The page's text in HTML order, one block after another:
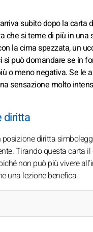
subito dopo la carta
che si teme di più in
la cima spezzata, un
si può domandare se in
o meno negativa. Se
sensazione molto
diritta
posizione diritta
Tirando questa carta
non può più vivere
una lezione benefica.